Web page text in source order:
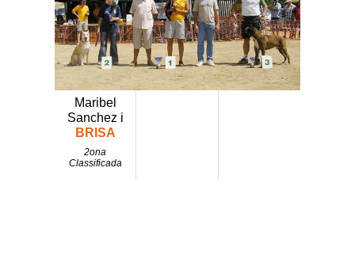
Maribel
Sanchez i
BRISA
2ona
Classificada